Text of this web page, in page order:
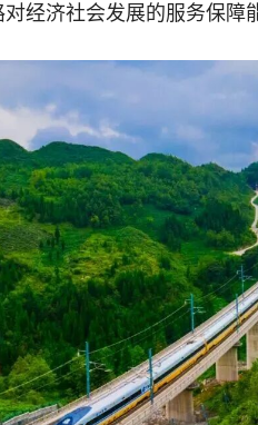
经济社会发展的服务保障